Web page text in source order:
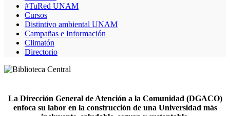
#TuRed UNAM
Cursos
Distintivo ambiental UNAM
Campañas e Información
Climatón
Directorio
La Dirección General de Atención a la Comunidad (DGACO)
enfoca su labor en la construcción de una Universidad más